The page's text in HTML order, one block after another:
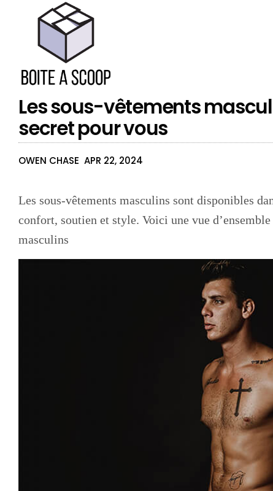
Les sous-vêtements
secret pour vous
OWEN CHASE APR 22, 2024
Les sous-vêtements masculins sont disponibles
confort, soutien et style. Voici une vue
masculins